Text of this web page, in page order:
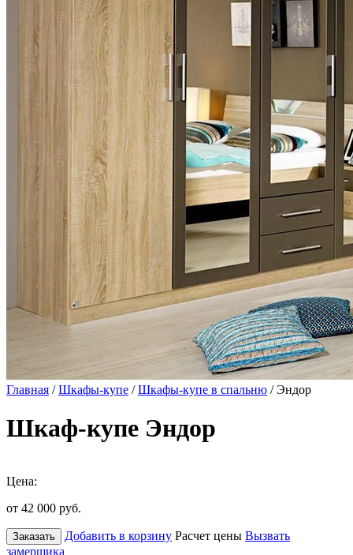
Главная /Шкафы-купе /Шкафы-купе в спальню / Эндор
Шкаф-купе Эндор
Цена:
от 42 000 руб.
Заказать Добавить в корзину Расчет цены Вызвать
замерщика